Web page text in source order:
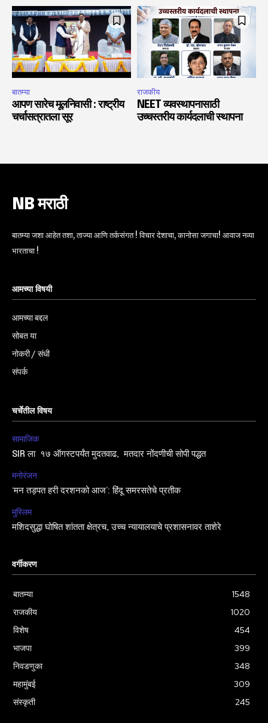
बातम्या
आपण सारेच मूलनिवासी : राष्ट्रीय
चर्चासत्रातला सूर
राजकीय
NEET व्यवस्थापनासाठी
उच्चस्तरीय कार्यदलाची स्थापना
NB मराठी
बातम्या जशा आहेत तशा, ताज्या आणि तर्कसंगत ! विचार देशाचा, कानोसा जगाचा! आवाज नव्या
भारताचा !
आमच्या विषयी
आमच्या बद्दल
सोबत या
नोकरी / संधी
संपर्क
चर्चेतील विषय
सामाजिक
SIR ला १७ ऑगस्टपर्यंत मुदतवाढ, मतदार नोंदणीची सोपी पद्धत
मनोरंजन
‘मन तड़पत हरी दरशनको आज’: हिंदू समरसतेचे प्रतीक
मुस्लिम
मशिदसुद्धा घोषित शांतता क्षेत्रच, उच्च न्यायालयाचे प्रशासनावर ताशेरे
वर्गीकरण
बातम्या
1548
राजकीय
1020
विशेष
454
भाजपा
399
निवडणुका
348
महामुंबई
309
संस्कृती
245